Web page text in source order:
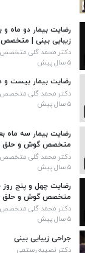
رضایت بیمار دو ماه
زیبایی بینی |
محمد گلی
دکتر محمد گلی متخصص
پلاستیک بینی و صورت
۵ سال پیش
رضایت بیمار بیست و
دکتر محمد گلی متخصص
پلاستیک بینی و صورت
۵ سال پیش
رضایت بیمار سه ماه
متخصص گوش و حلق و
دکتر محمد گلی متخصص
پلاستیک بینی و صورت
۵ سال پیش
رضایت چهل و پنج روز
متخصص گوش و حلق و
دکتر محمد گلی متخصص
پلاستیک بینی و صورت
۵ سال پیش
جراحی زیبایی بینی
دکتر نصیبه رستمی